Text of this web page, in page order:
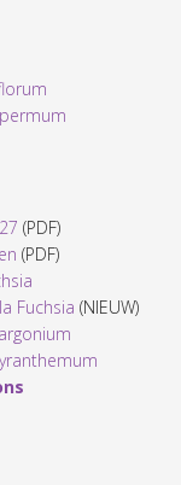
(PDF)
(PDF)
Fuchsia (NIEUW)